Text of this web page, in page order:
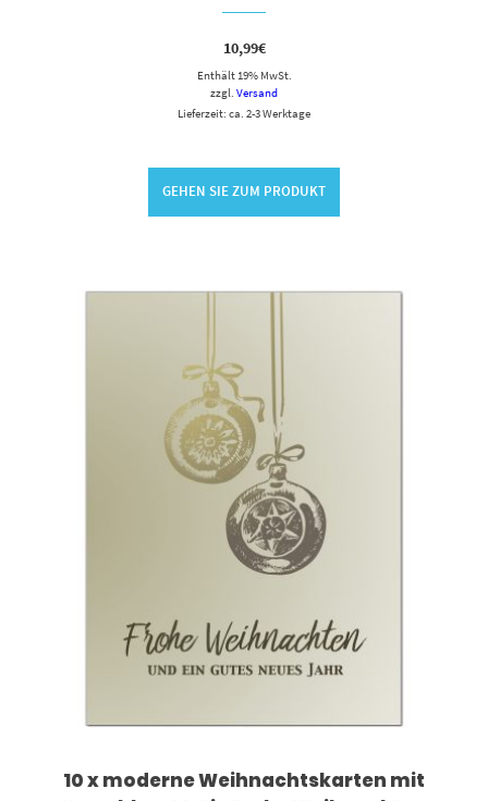
10,99€
Enthält 19% MwSt.
zzgl. Versand
Lieferzeit: ca. 2-3 Werktage
GEHEN SIE ZUM PRODUKT
10 x moderne Weihnachtskarten mit